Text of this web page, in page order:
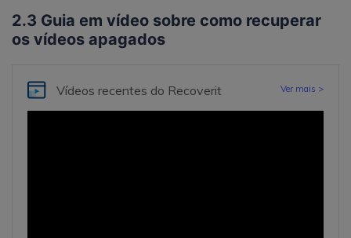
2.3 Guia em vídeo sobre como recuperar
os vídeos apagados
Vídeos recentes do Recoverit Ver mais >